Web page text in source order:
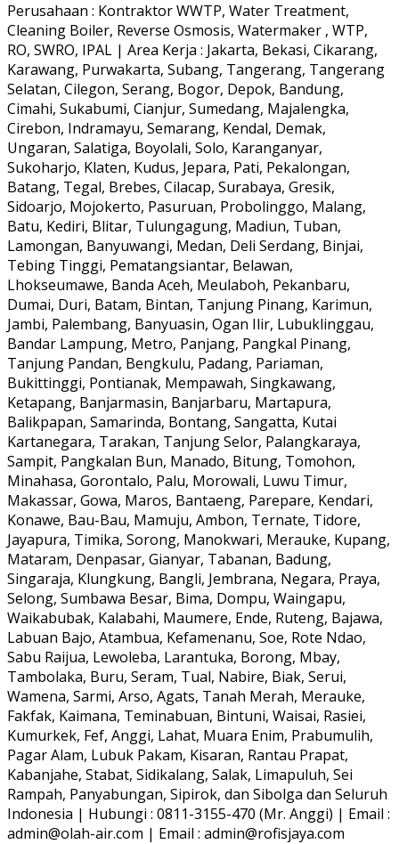
Perusahaan : Kontraktor WWTP, Water Treatment,
Cleaning Boiler, Reverse Osmosis, Watermaker , WTP,
RO, SWRO, IPAL | Area Kerja : Jakarta, Bekasi, Cikarang,
Karawang, Purwakarta, Subang, Tangerang, Tangerang
Selatan, Cilegon, Serang, Bogor, Depok, Bandung,
Cimahi, Sukabumi, Cianjur, Sumedang, Majalengka,
Cirebon, Indramayu, Semarang, Kendal, Demak,
Ungaran, Salatiga, Boyolali, Solo, Karanganyar,
Sukoharjo, Klaten, Kudus, Jepara, Pati, Pekalongan,
Batang, Tegal, Brebes, Cilacap, Surabaya, Gresik,
Sidoarjo, Mojokerto, Pasuruan, Probolinggo, Malang,
Batu, Kediri, Blitar, Tulungagung, Madiun, Tuban,
Lamongan, Banyuwangi, Medan, Deli Serdang, Binjai,
Tebing Tinggi, Pematangsiantar, Belawan,
Lhokseumawe, Banda Aceh, Meulaboh, Pekanbaru,
Dumai, Duri, Batam, Bintan, Tanjung Pinang, Karimun,
Jambi, Palembang, Banyuasin, Ogan Ilir, Lubuklinggau,
Bandar Lampung, Metro, Panjang, Pangkal Pinang,
Tanjung Pandan, Bengkulu, Padang, Pariaman,
Bukittinggi, Pontianak, Mempawah, Singkawang,
Ketapang, Banjarmasin, Banjarbaru, Martapura,
Balikpapan, Samarinda, Bontang, Sangatta, Kutai
Kartanegara, Tarakan, Tanjung Selor, Palangkaraya,
Sampit, Pangkalan Bun, Manado, Bitung, Tomohon,
Minahasa, Gorontalo, Palu, Morowali, Luwu Timur,
Makassar, Gowa, Maros, Bantaeng, Parepare, Kendari,
Konawe, Bau-Bau, Mamuju, Ambon, Ternate, Tidore,
Jayapura, Timika, Sorong, Manokwari, Merauke, Kupang,
Mataram, Denpasar, Gianyar, Tabanan, Badung,
Singaraja, Klungkung, Bangli, Jembrana, Negara, Praya,
Selong, Sumbawa Besar, Bima, Dompu, Waingapu,
Waikabubak, Kalabahi, Maumere, Ende, Ruteng, Bajawa,
Labuan Bajo, Atambua, Kefamenanu, Soe, Rote Ndao,
Sabu Raijua, Lewoleba, Larantuka, Borong, Mbay,
Tambolaka, Buru, Seram, Tual, Nabire, Biak, Serui,
Wamena, Sarmi, Arso, Agats, Tanah Merah, Merauke,
Fakfak, Kaimana, Teminabuan, Bintuni, Waisai, Rasiei,
Kumurkek, Fef, Anggi, Lahat, Muara Enim, Prabumulih,
Pagar Alam, Lubuk Pakam, Kisaran, Rantau Prapat,
Kabanjahe, Stabat, Sidikalang, Salak, Limapuluh, Sei
Rampah, Panyabungan, Sipirok, dan Sibolga dan Seluruh
Indonesia | Hubungi : 0811-3155-470 (Mr. Anggi) | Email :
admin@olah-air.com | Email : admin@rofisjaya.com